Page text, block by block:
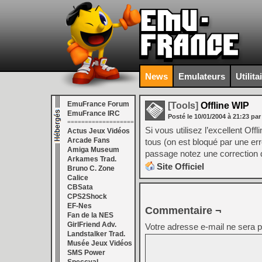
News Emulateurs
EmuFrance Forum
EmuFrance IRC
===================
Actus Jeux Vidéos
Arcade Fans
Amiga Museum
Arkames Trad.
Bruno C. Zone
Calice
CBSata
CPS2Shock
EF-Nes
Fan de la NES
GirlFriend Adv.
Landstalker Trad.
Musée Jeux Vidéos
SMS Power
[Tools] Offline WIP
Posté le 10/01/2004 à 21:23 par
Si vous utilisez l’excellent
tous (on est bloqué par une
passage notez une correction
Site Officiel
Commentaire ¬
Votre adresse e-mail ne sera